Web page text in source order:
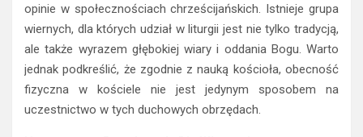
opinie w społecznościach chrześcijańskich. Istnieje grupa
wiernych, dla których udział w liturgii jest nie tylko tradycją,
ale także wyrazem głębokiej wiary i oddania Bogu. Warto
jednak podkreślić, że zgodnie z nauką kościoła, obecność
fizyczna w kościele nie jest jedynym sposobem na
uczestnictwo w tych duchowych obrzędach.